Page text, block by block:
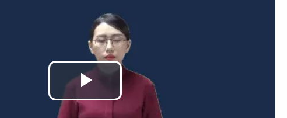
Play